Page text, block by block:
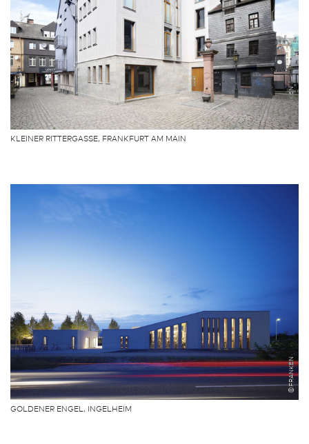
©FRANKEN
KLEINER RITTERGASSE, FRANK­FURT AM MAIN
©FRANKEN
GOLDENER ENGEL, INGELHEIM